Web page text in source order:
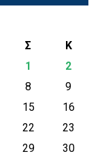
Σ
Κ
1
2
8
9
15
16
22
23
29
30